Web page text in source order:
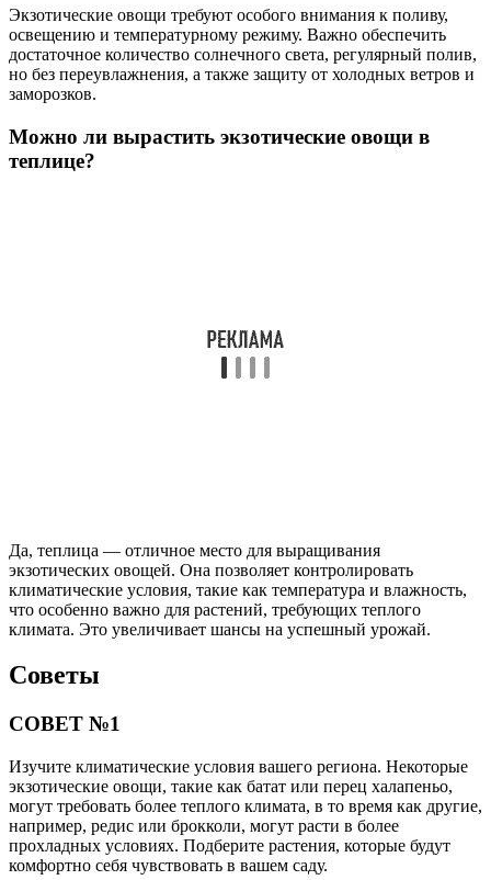
Экзотические овощи требуют особого внимания к поливу,
освещению и температурному режиму. Важно обеспечить
достаточное количество солнечного света, регулярный полив,
но без переувлажнения, а также защиту от холодных ветров и
заморозков.
Можно ли вырастить экзотические овощи в
теплице?
Да, теплица — отличное место для выращивания
экзотических овощей. Она позволяет контролировать
климатические условия, такие как температура и влажность,
что особенно важно для растений, требующих теплого
климата. Это увеличивает шансы на успешный урожай.
Советы
СОВЕТ №1
Изучите климатические условия вашего региона. Некоторые
экзотические овощи, такие как батат или перец халапеньо,
могут требовать более теплого климата, в то время как другие,
например, редис или брокколи, могут расти в более
прохладных условиях. Подберите растения, которые будут
комфортно себя чувствовать в вашем саду.